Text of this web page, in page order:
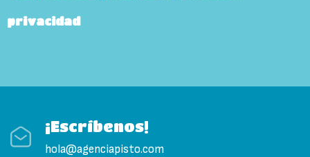
privacidad
¡Escríbenos!
hola@agenciapisto.com